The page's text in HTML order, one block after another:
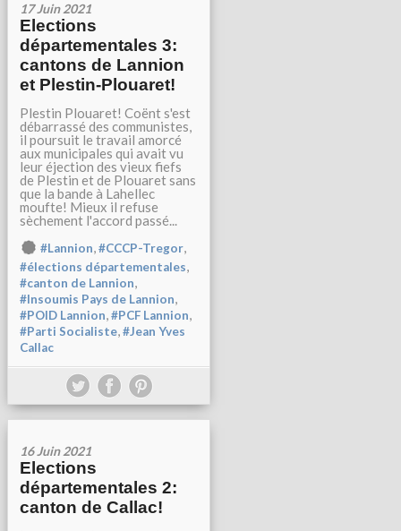
17 Juin 2021
Elections
départementales 3:
cantons de Lannion
et Plestin-Plouaret!
Plestin Plouaret! Coënt s'est
débarrassé des communistes,
il poursuit le travail amorcé
aux municipales qui avait vu
leur éjection des vieux fiefs
de Plestin et de Plouaret sans
que la bande à Lahellec
moufte! Mieux il refuse
sèchement l'accord passé...
#Lannion,#CCCP-Tregor,
#élections départementales,
#canton de Lannion,
#Insoumis Pays de Lannion,
#POID Lannion,#PCF Lannion,
#Parti Socialiste,#Jean Yves
Callac
16 Juin 2021
Elections
départementales 2:
canton de Callac!